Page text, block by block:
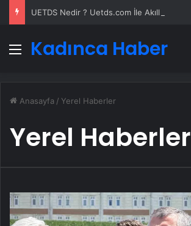
Menü
Kadınca Haber
Anasayfa / Yerel Haberler
Yerel Haberler